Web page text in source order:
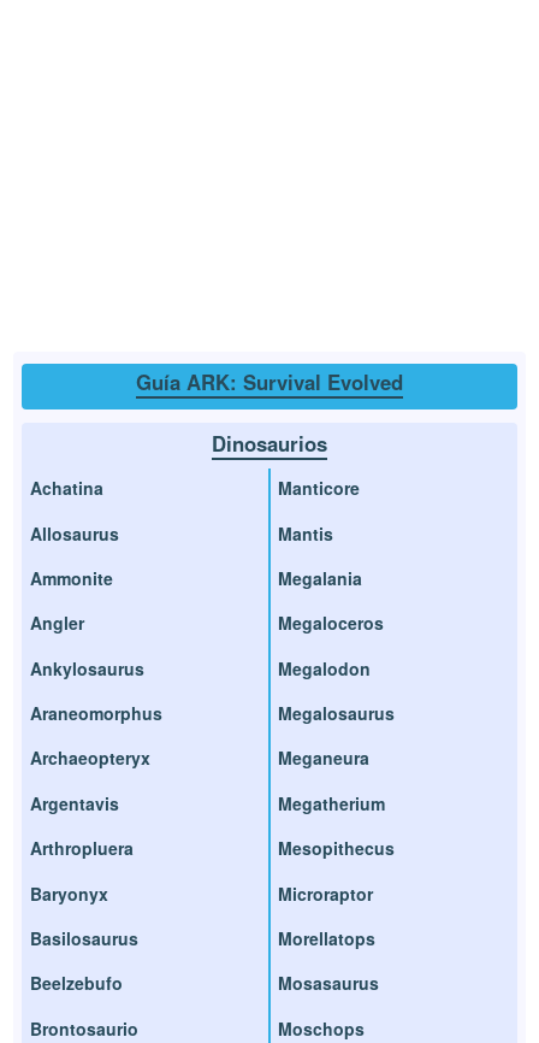
Guía ARK: Survival Evolved
Dinosaurios
Achatina
Allosaurus
Ammonite
Angler
Ankylosaurus
Araneomorphus
Archaeopteryx
Argentavis
Arthropluera
Baryonyx
Basilosaurus
Beelzebufo
Brontosaurio
Manticore
Mantis
Megalania
Megaloceros
Megalodon
Megalosaurus
Meganeura
Megatherium
Mesopithecus
Microraptor
Morellatops
Mosasaurus
Moschops